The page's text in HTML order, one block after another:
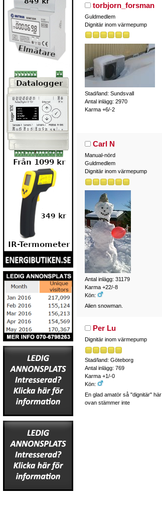
torbjorn_forsman
Guldmedlem
Dignitär inom värmepump
Stad/land: Sundsvall
Antal inlägg: 2970
Karma +6/-2
Carl N
Manual-nörd
Guldmedlem
Dignitär inom värmepump
Antal inlägg: 31179
Karma +22/-8
Kön:
Alien snowman.
Per Lu
Dignitär inom värmepump
Stad/land: Göteborg
Antal inlägg: 769
Karma +1/-0
Kön:
En glad amatör så "dignitär" här
ovan stämmer inte